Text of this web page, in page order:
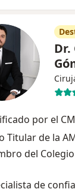
Dr.
por el
Titular de la
del
de